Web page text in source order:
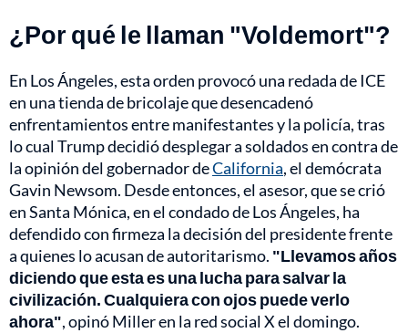
¿Por qué le llaman "Voldemort"?
En Los Ángeles, esta orden provocó una redada de ICE
en una tienda de bricolaje que desencadenó
enfrentamientos entre manifestantes y la policía, tras
lo cual Trump decidió desplegar a soldados en contra de
la opinión del gobernador deCalifornia, el demócrata
Gavin Newsom. Desde entonces, el asesor, que se crió
en Santa Mónica, en el condado de Los Ángeles, ha
defendido con firmeza la decisión del presidente frente
a quienes lo acusan de autoritarismo. "Llevamos años
diciendo que esta es una lucha para salvar la
civilización. Cualquiera con ojos puede verlo
ahora", opinó Miller en la red social X el domingo.